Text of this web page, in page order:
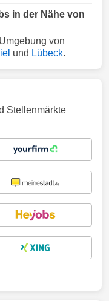
in der Nähe von
von
und Lübeck.
Stellenmärkte